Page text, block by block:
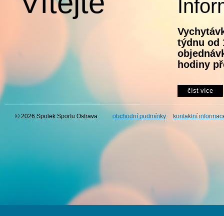
týdnu od
hodiny
číst více
© 2026 Spolek Sportu Ostrava obchodní podmínky kontaktní